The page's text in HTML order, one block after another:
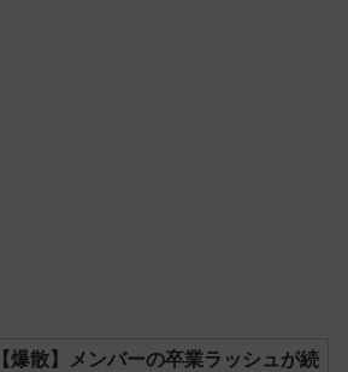
【爆散】メンバーの卒業ラッシュが続